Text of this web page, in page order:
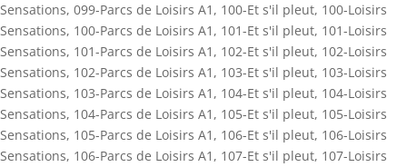
Sensations, 099-Parcs de Loisirs A1 , 100-Et s'il pleut, 100-Loisirs
Sensations, 100-Parcs de Loisirs A1 , 101-Et s'il pleut, 101-Loisirs
Sensations, 101-Parcs de Loisirs A1 , 102-Et s'il pleut, 102-Loisirs
Sensations, 102-Parcs de Loisirs A1 , 103-Et s'il pleut, 103-Loisirs
Sensations, 103-Parcs de Loisirs A1 , 104-Et s'il pleut, 104-Loisirs
Sensations, 104-Parcs de Loisirs A1 , 105-Et s'il pleut, 105-Loisirs
Sensations, 105-Parcs de Loisirs A1 , 106-Et s'il pleut, 106-Loisirs
Sensations, 106-Parcs de Loisirs A1 , 107-Et s'il pleut, 107-Loisirs